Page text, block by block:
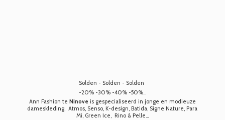
Solden - Solden - Solden
-20% -30% -40% -50%...
Ann Fashion te Ninove is gespecialiseerd in jonge en modieuze
dameskleding. Atmos, Senso, K-design, Batida, Signe Nature, Para
Mi, Green Ice, Rino & Pelle...